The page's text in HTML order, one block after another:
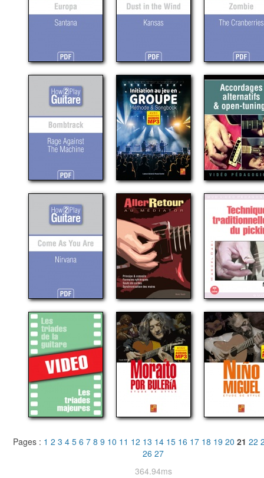
Pages : 1 2 3 4 5 6 7 8 9 10 11 12 13 14 15 16 17 18 19 20 21 22
26 27
364.94ms